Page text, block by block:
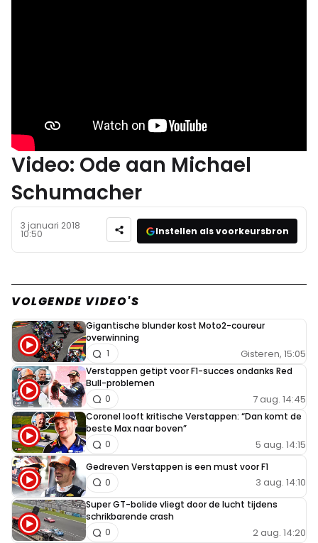
Video: Ode aan Michael
Schumacher
3 januari 2018
10:50 Instellen als voorkeursbron
VOLGENDE VIDEO'S
Gigantische blunder kost Moto2-coureur
overwinning
Gisteren, 15:05
1
Verstappen getipt voor F1-succes ondanks Red
Bull-problemen
7 aug. 14:45
0
Coronel looft kritische Verstappen: “Dan komt de
beste Max naar boven”
5 aug. 14:15
0
Gedreven Verstappen is een must voor F1
3 aug. 14:10
0
Super GT-bolide vliegt door de lucht tijdens
schrikbarende crash
2 aug. 14:20
0